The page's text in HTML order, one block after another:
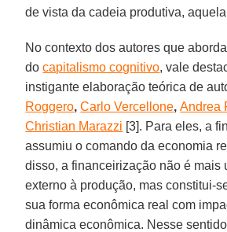
de vista da cadeia produtiva,
No contexto dos autores que
docapitalismo cognitivo, vale
instigante elaboração teórica de
Roggero,Carlo Vercellone,Andrea
Christian Marazzi [3]. Para eles, a
assumiu o comando da economia
disso, a financeirização não é mais
externo à produção, mas constitui-
sua forma econômica real com
dinâmica econômica. Nesse